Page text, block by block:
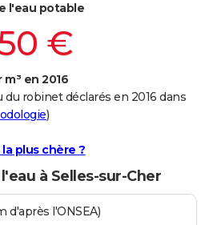
l'eau potable
€
m³ en 2016
du robinet déclarés en 2016 dans
)
plus chère ?
à Selles-sur-Cher
d'après l'ONSEA)